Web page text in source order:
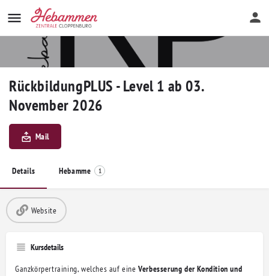
RückbildungPLUS - Level 1 ab 03.
November 2026
Mail
Details Hebamme 1
Website
Kursdetails
Ganzkörpertraining, welches auf eineVerbesserung der Kondition und